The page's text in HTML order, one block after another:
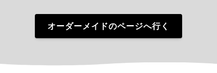
オーダーメイドのページへ行く